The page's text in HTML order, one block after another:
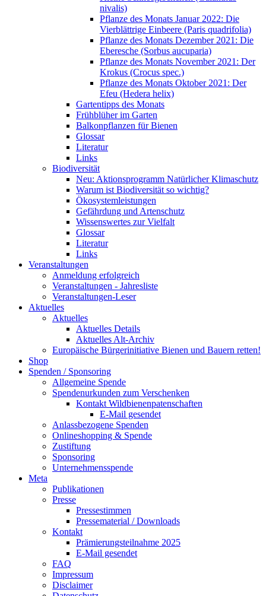
nivalis)
Pflanze des Monats Januar 2022: Die
Vierblättrige Einbeere (Paris quadrifolia)
Pflanze des Monats Dezember 2021: Die
Eberesche (Sorbus aucuparia)
Pflanze des Monats November 2021: Der
Krokus (Crocus spec.)
Pflanze des Monats Oktober 2021: Der
Efeu (Hedera helix)
Gartentipps des Monats
Frühblüher im Garten
Balkonpflanzen für Bienen
Glossar
Literatur
Links
Biodiversität
Neu: Aktionsprogramm Natürlicher Klimaschutz
Warum ist Biodiversität so wichtig?
Ökosystemleistungen
Gefährdung und Artenschutz
Wissenswertes zur Vielfalt
Glossar
Literatur
Links
Veranstaltungen
Anmeldung erfolgreich
Veranstaltungen - Jahresliste
Veranstaltungen-Leser
Aktuelles
Aktuelles
Aktuelles Details
Aktuelles Alt-Archiv
Europäische Bürgerinitiative Bienen und Bauern retten!
Shop
Spenden / Sponsoring
Allgemeine Spende
Spendenurkunden zum Verschenken
Kontakt Wildbienenpatenschaften
E-Mail gesendet
Anlassbezogene Spenden
Onlineshopping & Spende
Zustiftung
Sponsoring
Unternehmensspende
Meta
Publikationen
Presse
Pressestimmen
Pressematerial / Downloads
Kontakt
Prämierungsteilnahme 2025
E-Mail gesendet
FAQ
Impressum
Disclaimer